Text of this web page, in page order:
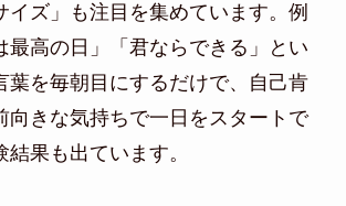
イズ」も注目を集めています。例
最高の日」「君ならできる」とい
葉を毎朝目にするだけで、自己肯
向きな気持ちで一日をスタートで
果も出ています。